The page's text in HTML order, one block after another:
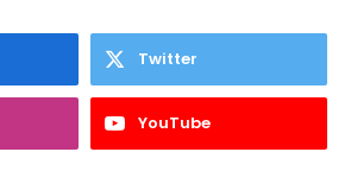
Twitter
YouTube